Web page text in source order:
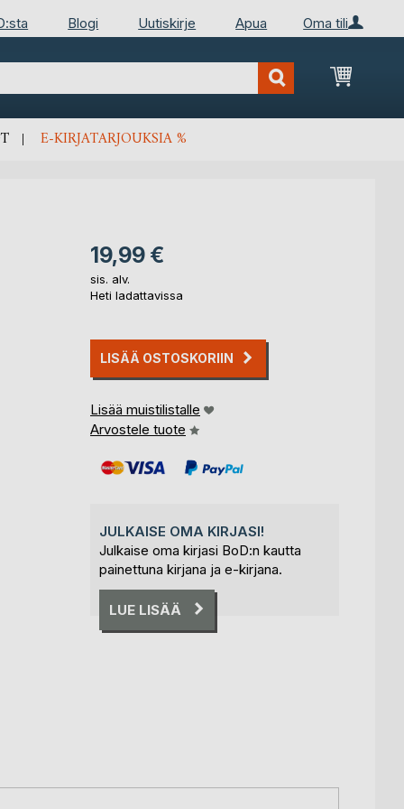
Oma tili
Blogi Uutiskirje Apua
E-KIRJATARJOUKSIA %
19,99 €
sis. alv.
Heti ladattavissa
LISÄÄ OSTOSKORIIN
Lisää muistilistalle
Arvostele tuote
JULKAISE OMA KIRJASI!
Julkaise oma kirjasi BoD:n kautta
painettuna kirjana ja e-kirjana.
LUE LISÄÄ